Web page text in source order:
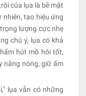
của lụa là bề mặt
nhiên, tạo hiệu ứng
lượng cực nhẹ
chú ý, lụa có khả
hút mồ hôi tốt,
nắng nóng, giữ ấm
lụa vẫn có những